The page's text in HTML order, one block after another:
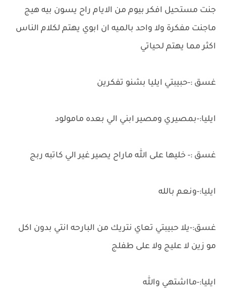
جنت مستحيل افكر بيوم من الايام راح يسون بيه هيج
ماجنت مفكرة ولا واحد بالميه ان ابوي يهتم لكلام الناس
اكثر مما يهتم لحياتي
غسق :-حبيبتي ايليا بشنو تفكرين
ايليا:-بمصيري ومصير ابني الي بعده مامولود
غسق :- خليها على الله ماراح يصير غير الي كاتبه ربج
ايليا:-ونعم بالله
غسق:-يلا حبيبتي تعاي نتريك من البارحه انتي بدون اكل
مو زين لا عليج ولا على طفلج
ايليا:-مااشتهي والله